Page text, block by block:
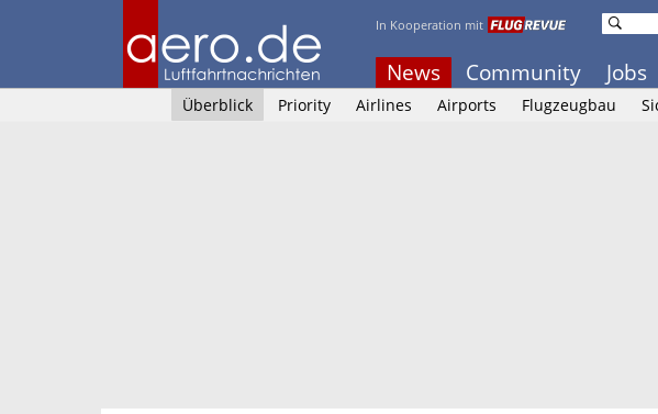
In Kooperation mit
News Community Jobs
Überblick Priority Airlines Airports Flugzeugbau